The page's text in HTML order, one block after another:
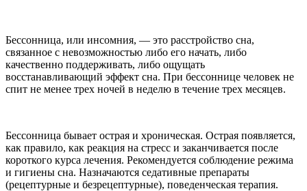
Бессонница, или инсомния, — это расстройство сна,
связанное с невозможностью либо его начать, либо
качественно поддерживать, либо ощущать
восстанавливающий эффект сна. При бессоннице человек не
спит не менее трех ночей в неделю в течение трех месяцев.
Бессонница бывает острая и хроническая. Острая появляется,
как правило, как реакция на стресс и заканчивается после
короткого курса лечения. Рекомендуется соблюдение режима
и гигиены сна. Назначаются седативные препараты
(рецептурные и безрецептурные), поведенческая терапия.